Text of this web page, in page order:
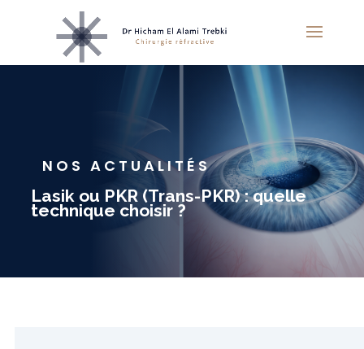
NOS ACTUALITÉS
Lasik ou PKR (Trans-PKR) : quelle
technique choisir ?